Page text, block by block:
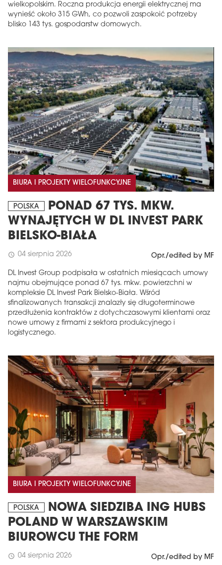
wielkopolskim. Roczna produkcja energii elektrycznej ma
wynieść około 315 GWh, co pozwoli zaspokoić potrzeby
blisko 143 tys. gospodarstw domowych.
BIURA I PROJEKTY WIELOFUNKCYJNE
POLSKA
PONAD 67 TYS. MKW.
WYNAJĘTYCH W DL INVEST PARK
BIELSKO-BIAŁA
schedule 04 sierpnia 2026 Opr./edited by MF
DL Invest Group podpisała w ostatnich miesiącach umowy
najmu obejmujące ponad 67 tys. mkw. powierzchni w
kompleksie DL Invest Park Bielsko-Biała. Wśród
sfinalizowanych transakcji znalazły się długoterminowe
przedłużenia kontraktów z dotychczasowymi klientami oraz
nowe umowy z firmami z sektora produkcyjnego i
logistycznego.
BIURA I PROJEKTY WIELOFUNKCYJNE
POLSKA
NOWA SIEDZIBA ING HUBS
POLAND W WARSZAWSKIM
BIUROWCU THE FORM
schedule 04 sierpnia 2026 Opr./edited by MF